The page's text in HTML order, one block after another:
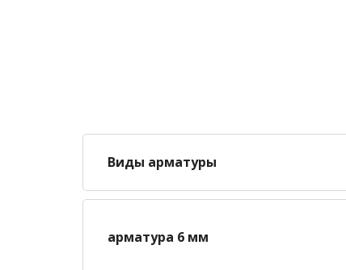
Виды арматуры
арматура 6 мм